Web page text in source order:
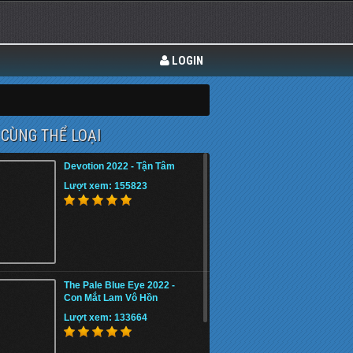
LOGIN
CÙNG THỂ LOẠI
Devotion 2022 - Tận Tâm
Lượt xem: 155823
The Pale Blue Eye 2022 -
Con Mắt Lam Vô Hồn
Lượt xem: 133664